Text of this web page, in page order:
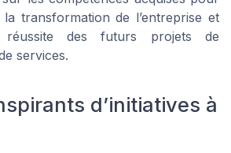
transformation de l’entreprise et
des futurs projets de
services.
d’initiatives à